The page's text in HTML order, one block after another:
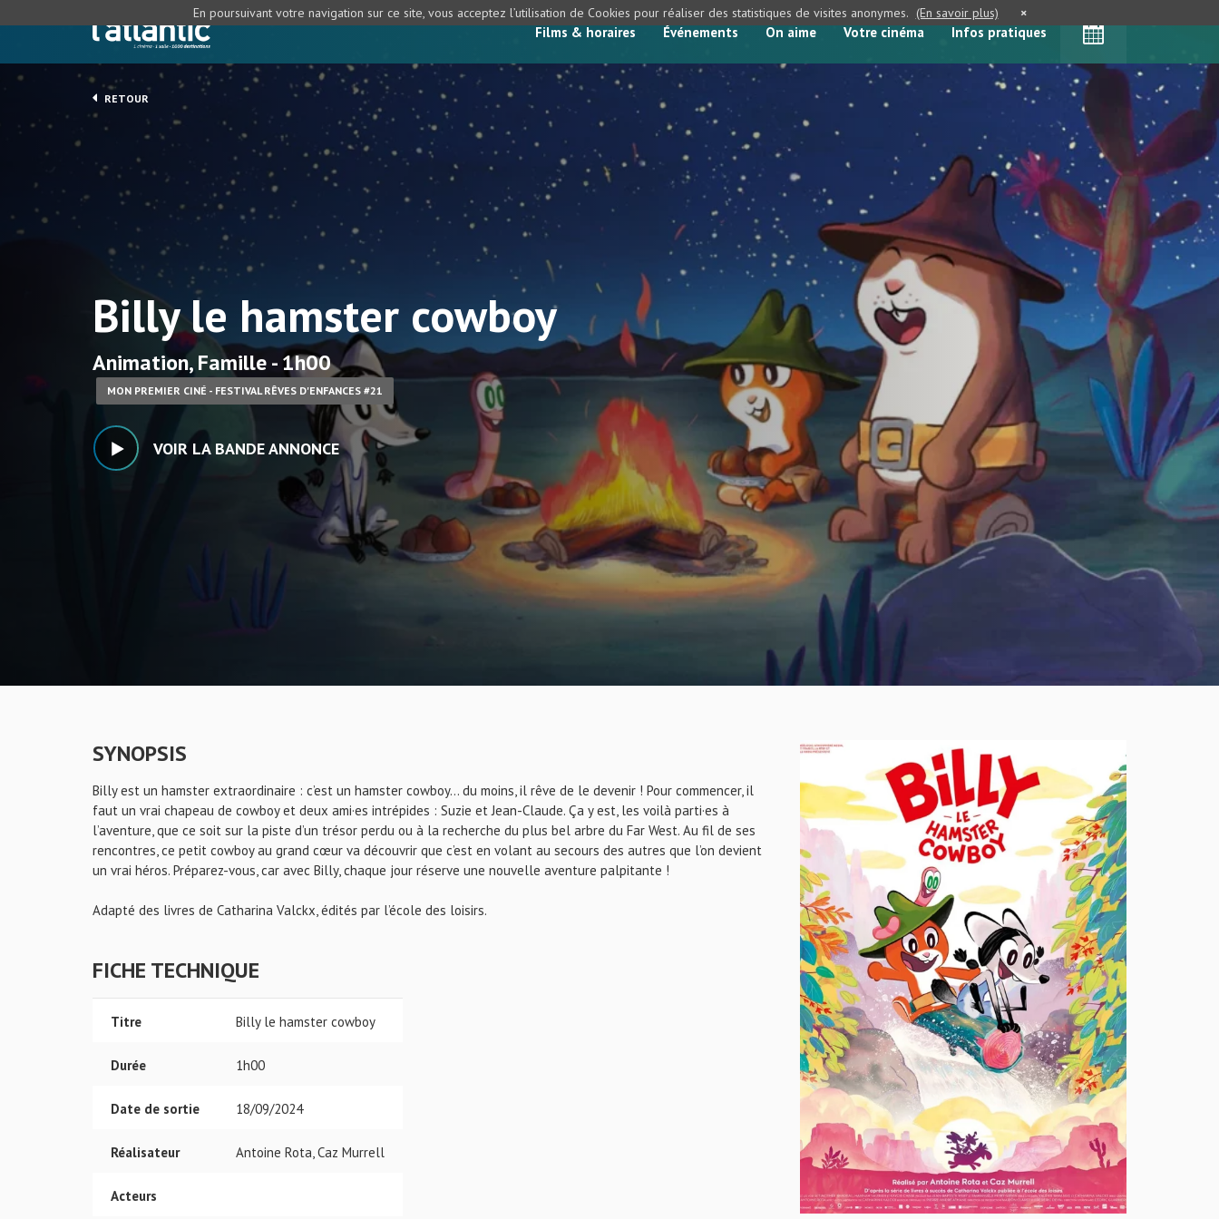
Films & horaires Événements On aime Votre cinéma Infos pratiques
RETOUR
Billy le hamster cowboy
Animation, Famille - 1h00
MON PREMIER CINÉ - FESTIVAL RÊVES D'ENFANCES #21
VOIR LA BANDE ANNONCE
SYNOPSIS
Billy est un hamster extraordinaire : c’est un hamster cowboy… du moins, il rêve de le devenir ! Pour commencer, il
faut un vrai chapeau de cowboy et deux ami·es intrépides : Suzie et Jean-Claude. Ça y est, les voilà parti·es à
l’aventure, que ce soit sur la piste d’un trésor perdu ou à la recherche du plus bel arbre du Far West. Au fil de ses
rencontres, ce petit cowboy au grand cœur va découvrir que c’est en volant au secours des autres que l’on devient
un vrai héros. Préparez-vous, car avec Billy, chaque jour réserve une nouvelle aventure palpitante !
Adapté des livres de Catharina Valckx, édités par l’école des loisirs.
FICHE TECHNIQUE
Titre Billy le hamster cowboy
Durée 1h00
Date de sortie 18/09/2024
Réalisateur Antoine Rota, Caz Murrell
Acteurs
En poursuivant votre navigation sur ce site, vous acceptez l’utilisation de Cookies pour réaliser des statistiques de visites anonymes. (En savoir plus) ×